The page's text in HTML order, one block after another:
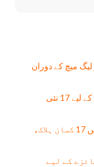
میچ کے دوران
لداخ میں مقامی طرزِ حکمرانی کو مضبوط بنانے کے لیے 17 نئی
شمال مغربی نائجیریا میں تشدد، مسلح حملے میں 17 کسان ہلاک،
کے لیے